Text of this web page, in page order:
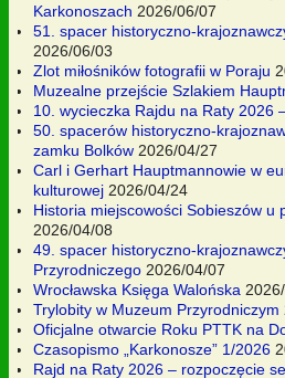
Karkonoszach 2026/06/07
51. spacer historyczno-
2026/06/03
Zlot miłośników fotografii w Poraju
Muzealne przejście Szlakiem
10. wycieczka Rajdu na Raty 2026
50. spacerów historyczno-
zamku Bolków 2026/04/27
Carl i Gerhart Hauptmannowie w
kulturowej 2026/04/24
Historia miejscowości Sobieszów u
2026/04/08
49. spacer historyczno-
Przyrodniczego 2026/04/07
Wrocławska Księga Walońska
Trylobity w Muzeum Przyrodniczym
Oficjalne otwarcie Roku PTTK na
Czasopismo „Karkonosze” 1/2026
Rajd na Raty 2026 – rozpoczęcie